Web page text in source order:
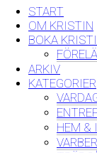
START
OM KRISTIN
BOKA
ARKIV
KATEGORIER
HEM &